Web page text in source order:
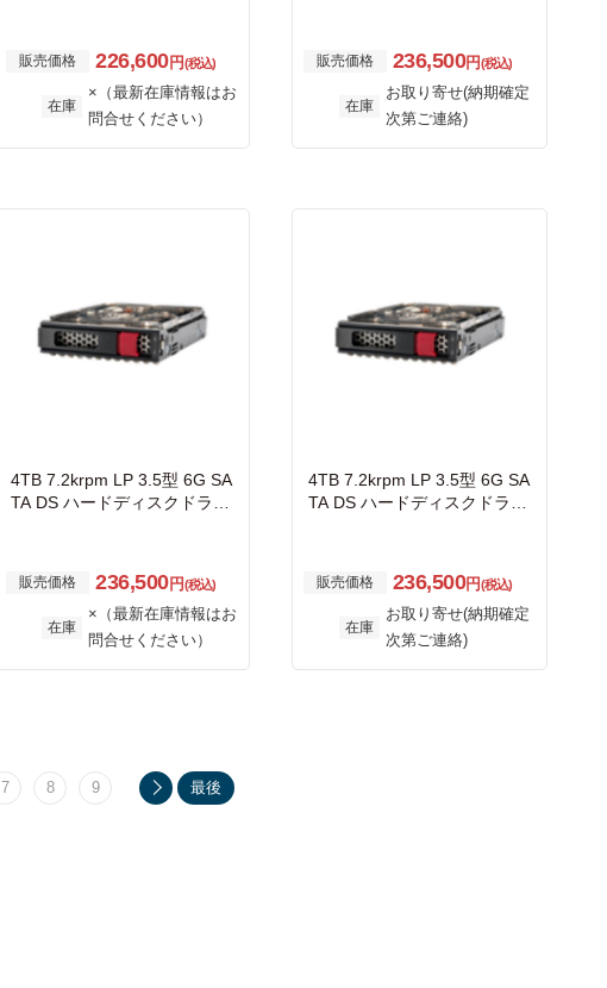
販売価格 226,600円(税込)
在庫
×（最新在庫情報はお
問合せください）
販売価格 236,500円(税込)
在庫
お取り寄せ(納期確定
次第ご連絡)
4TB 7.2krpm LP 3.5型 6G SA
TA DS ハードディスクドライ
販売価格 236,500円(税込)
在庫
×（最新在庫情報はお
問合せください）
4TB 7.2krpm LP 3.5型 6G SA
TA DS ハードディスクドライ
販売価格 236,500円(税込)
在庫
お取り寄せ(納期確定
次第ご連絡)
7 8 9 最後